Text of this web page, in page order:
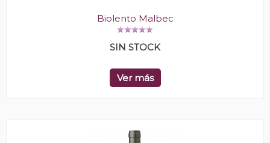
Biolento Malbec
SIN STOCK
Ver más